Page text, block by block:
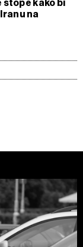
stope kako bi
na